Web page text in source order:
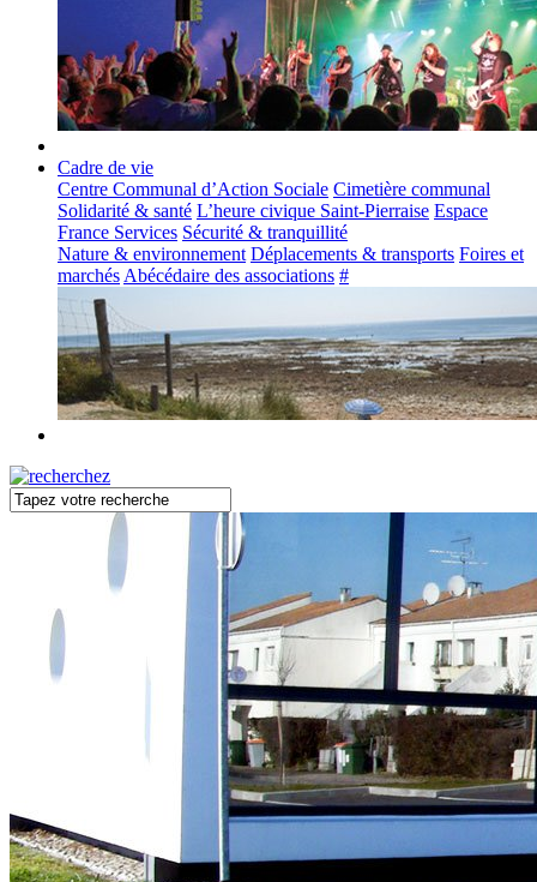
Cadre de vie
Centre Communal d’Action Sociale Cimetière communal
Solidarité & santé L’heure civique Saint-Pierraise Espace
France Services Sécurité & tranquillité
Nature & environnement Déplacements & transports Foires et
marchés Abécédaire des associations #